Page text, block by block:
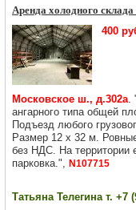
Аренда холодного
400
Московское ш., д.302а.
ангарного типа общей
Подъезд любого
Размер 12 х 32 м.
без НДС. На территории
парковка.", N107715
Татьяна Телегина т. +7